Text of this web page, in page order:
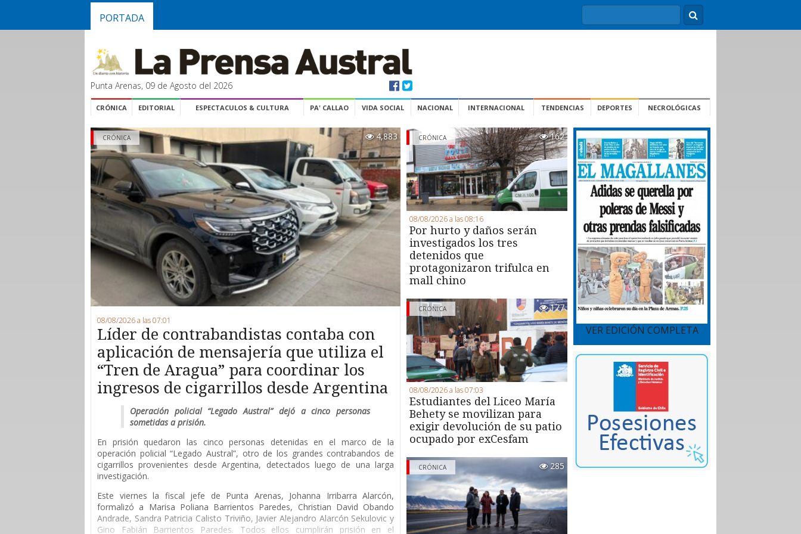
PORTADA
Punta Arenas, 09 de Agosto del 2026
CRÓNICA EDITORIAL ESPECTACULOS & CULTURA PA' CALLAO VIDA SOCIAL NACIONAL INTERNACIONAL TENDENCIAS DEPORTES NECROLÓGICAS
4,883
CRÓNICA
08/08/2026 a las 07:01
Líder de contrabandistas contaba con
aplicación de mensajería que utiliza el
“Tren de Aragua” para coordinar los
ingresos de cigarrillos desde Argentina
Operación policial “Legado Austral” dejó a cinco personas
sometidas a prisión.
En prisión quedaron las cinco personas detenidas en el marco de la
operación policial “Legado Austral”, otro de los grandes contrabandos de
cigarrillos provenientes desde Argentina, detectados luego de una larga
investigación.
Este viernes la fiscal jefe de Punta Arenas, Johanna Irribarra Alarcón,
formalizó a Marisa Poliana Barrientos Paredes, Christian David Obando
Andrade, Sandra Patricia Calisto Triviño, Javier Alejandro Alarcón Sekulovic y
Gino Fabián Barrientos Paredes. Todos ellos cumplirán prisión en el
CRÓNICA 162
08/08/2026 a las 08:16
Por hurto y daños serán
investigados los tres
detenidos que
protagonizaron trifulca en
mall chino
CRÓNICA 177
08/08/2026 a las 07:03
Estudiantes del Liceo María
Behety se movilizan para
exigir devolución de su patio
ocupado por exCesfam
CRÓNICA 285
VER EDICIÓN COMPLETA